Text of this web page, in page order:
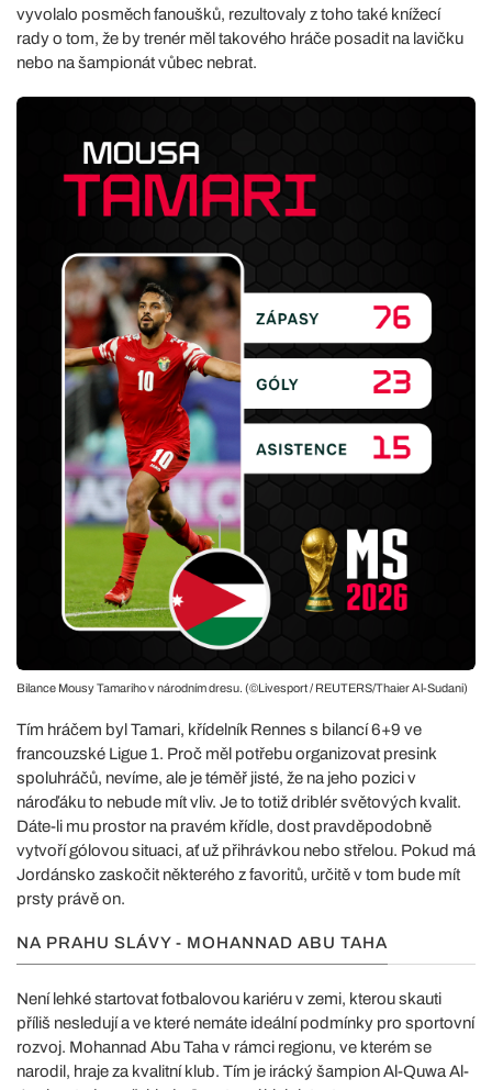
vyvolalo posměch fanoušků, rezultovaly z toho také knížecí
rady o tom, že by trenér měl takového hráče posadit na lavičku
nebo na šampionát vůbec nebrat.
Bilance Mousy Tamariho v národním dresu. (©Livesport / REUTERS/Thaier Al-Sudani)
Tím hráčem byl Tamari, křídelník Rennes s bilancí 6+9 ve
francouzské Ligue 1. Proč měl potřebu organizovat presink
spoluhráčů, nevíme, ale je téměř jisté, že na jeho pozici v
nároďáku to nebude mít vliv. Je to totiž driblér světových kvalit.
Dáte-li mu prostor na pravém křídle, dost pravděpodobně
vytvoří gólovou situaci, ať už přihrávkou nebo střelou. Pokud má
Jordánsko zaskočit některého z favoritů, určitě v tom bude mít
prsty právě on.
NA PRAHU SLÁVY - MOHANNAD ABU TAHA
Není lehké startovat fotbalovou kariéru v zemi, kterou skauti
příliš nesledují a ve které nemáte ideální podmínky pro sportovní
rozvoj. Mohannad Abu Taha v rámci regionu, ve kterém se
narodil, hraje za kvalitní klub. Tím je irácký šampion Al-Quwa Al-